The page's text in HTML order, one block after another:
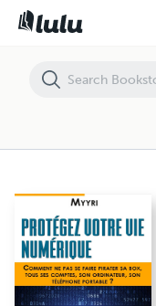
Protégez Votre Vie